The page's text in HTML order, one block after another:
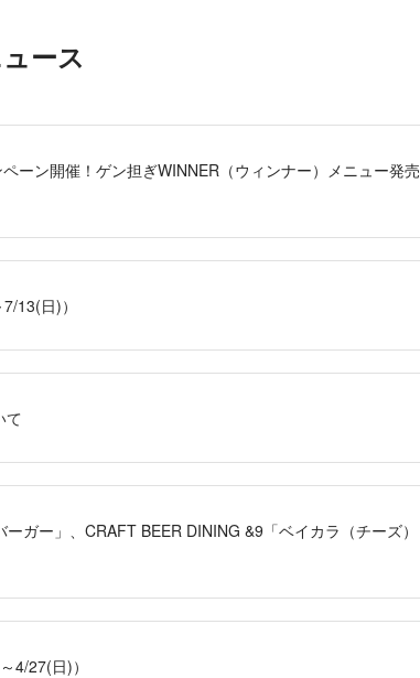
ース
ーン開催！ゲン担ぎWINNER（ウィンナー）メニュー発売
13(日)）
て
ガー」、CRAFT BEER DINING &9「ベイカラ（チーズ）
4/27(日)）